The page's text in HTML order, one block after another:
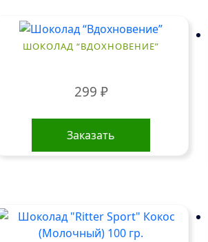
ШОКОЛАД “ВДОХНОВЕНИЕ”
299 ₽
Заказать